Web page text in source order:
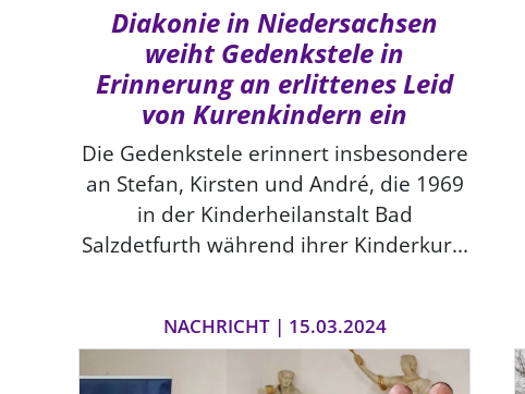
Diakonie in Niedersachsen
weiht Gedenkstele in
Erinnerung an erlittenes Leid
von Kurenkindern ein
Die Gedenkstele erinnert insbesondere
an Stefan, Kirsten und André, die 1969
in der Kinderheilanstalt Bad
Salzdetfurth während ihrer Kinderkur...
NACHRICHT | 15.03.2024